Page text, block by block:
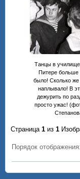
Танцы в
Питере больше
было! Сколько
наплывало! В
дежурить по
просто ужас!
Страница 1 из 1
Порядок отображения: